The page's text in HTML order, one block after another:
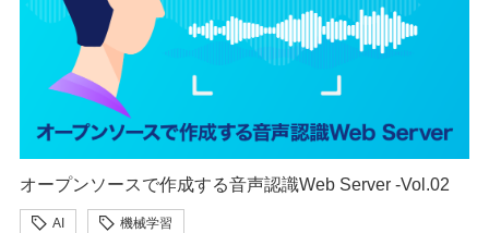
オープンソースで作成する音声認識Web Server -Vol.02
AI 機械学習